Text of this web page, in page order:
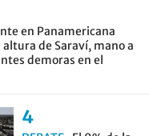
en Panamericana
de Saraví, mano a
demoras en el